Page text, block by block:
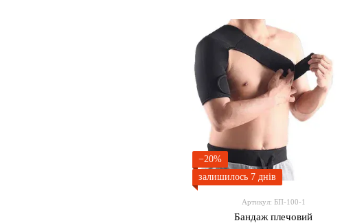
−20%
залишилось 7 днів
Артикул: БП-100-1
Бандаж плечовий